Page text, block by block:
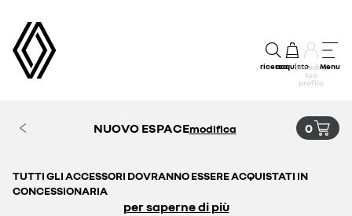
ricercaacquistoaccedi al
tuo
profilo
Menu
NUOVO ESPACEmodifica 0
TUTTI GLI ACCESSORI DOVRANNO ESSERE ACQUISTATI IN
CONCESSIONARIA
per saperne di più